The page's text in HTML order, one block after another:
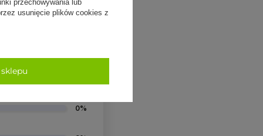
0%
przechowywania lub
usunięcie plików cookies z